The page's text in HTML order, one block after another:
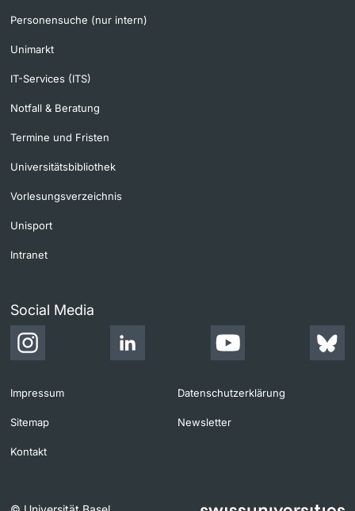
Personensuche (nur intern)
Unimarkt
IT-Services (ITS)
Notfall & Beratung
Termine und Fristen
Universitätsbibliothek
Vorlesungsverzeichnis
Unisport
Intranet
Social Media
Impressum Datenschutzerklärung
Sitemap Newsletter
Kontakt